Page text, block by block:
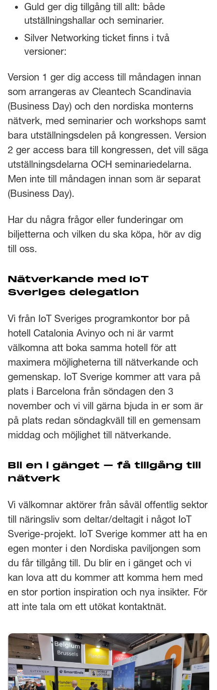
Guld ger dig tillgång till allt: både
utställningshallar och seminarier.
Silver Networking ticket finns i två
versioner:
Version 1 ger dig access till måndagen innan
som arrangeras av Cleantech Scandinavia
(Business Day) och den nordiska monterns
nätverk, med seminarier och workshops samt
bara utställningsdelen på kongressen. Version
2 ger access bara till kongressen, det vill säga
utställningsdelarna OCH seminariedelarna.
Men inte till måndagen innan som är separat
(Business Day).
Har du några frågor eller funderingar om
biljetterna och vilken du ska köpa, hör av dig
till oss.
Nätverkande med IoT
Sveriges delegation
Vi från IoT Sveriges programkontor bor på
hotell Catalonia Avinyo och ni är varmt
välkomna att boka samma hotell för att
maximera möjligheterna till nätverkande och
gemenskap. IoT Sverige kommer att vara på
plats i Barcelona från söndagen den 3
november och vi vill gärna bjuda in er som är
på plats redan söndagkväll till en gemensam
middag och möjlighet till nätverkande.
Bli en i gänget – få tillgång till
nätverk
Vi välkomnar aktörer från såväl offentlig sektor
till näringsliv som deltar/deltagit i något IoT
Sverige-projekt. IoT Sverige kommer att ha en
egen monter i den Nordiska paviljongen som
du får tillgång till. Du blir en i gänget och vi
kan lova att du kommer att komma hem med
en stor portion inspiration och nya insikter. För
att inte tala om ett utökat kontaktnät.